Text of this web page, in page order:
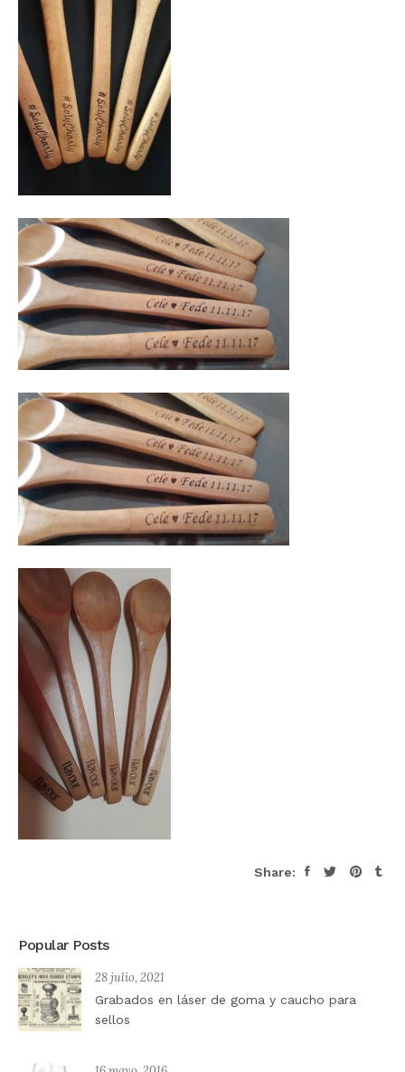
Share:
Popular Posts
28 julio, 2021
Grabados en láser de goma y caucho para
sellos